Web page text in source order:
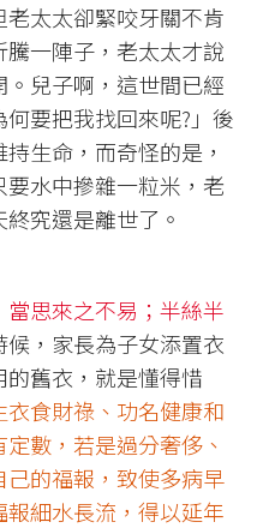
太太卻緊咬牙關不肯
一陣子，老太太才說
兒子啊，這世間已經
要把我找回來呢?」後
生命，而奇怪的是，
水中摻雜一粒米，老
究還是離世了。
思來之不易；半絲半
候，家長為子女添置衣
舊衣，就是懂得惜
衣食財祿、功名健康和
數，若是過分奢侈、
的福報，致使多病早
細水長流，得以延年